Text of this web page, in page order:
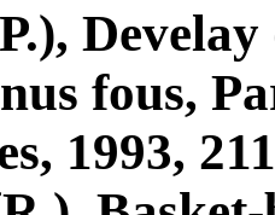
fous,
1993,